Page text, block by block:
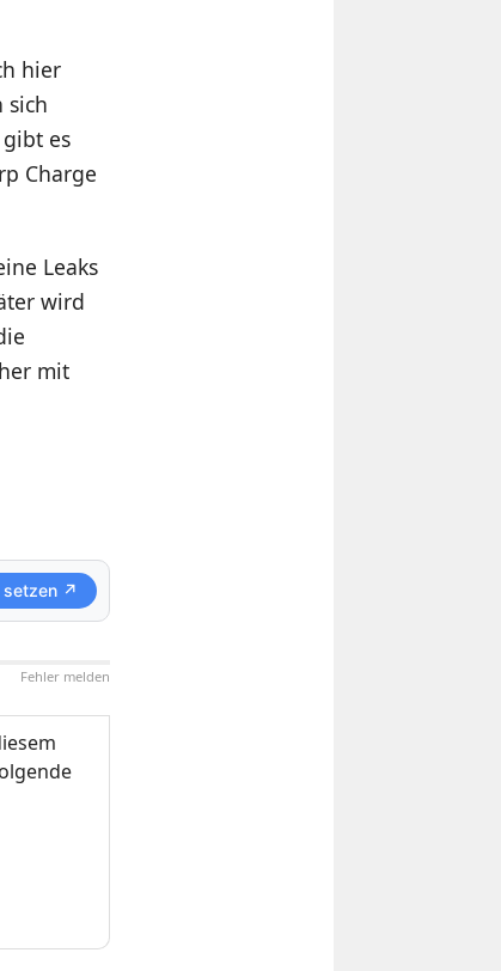
hier
sich
es
Charge
Leaks
wird
mit
setzen ↗
Fehler melden